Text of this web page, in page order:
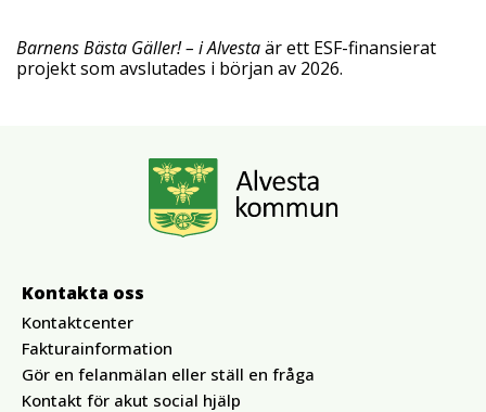
Barnens Bästa Gäller! – i Alvestaär ett ESF-finansierat
projekt som avslutades i början av 2026.
Kontakta oss
Kontaktcenter
Fakturainformation
Gör en felanmälan eller ställ en fråga
Kontakt för akut social hjälp